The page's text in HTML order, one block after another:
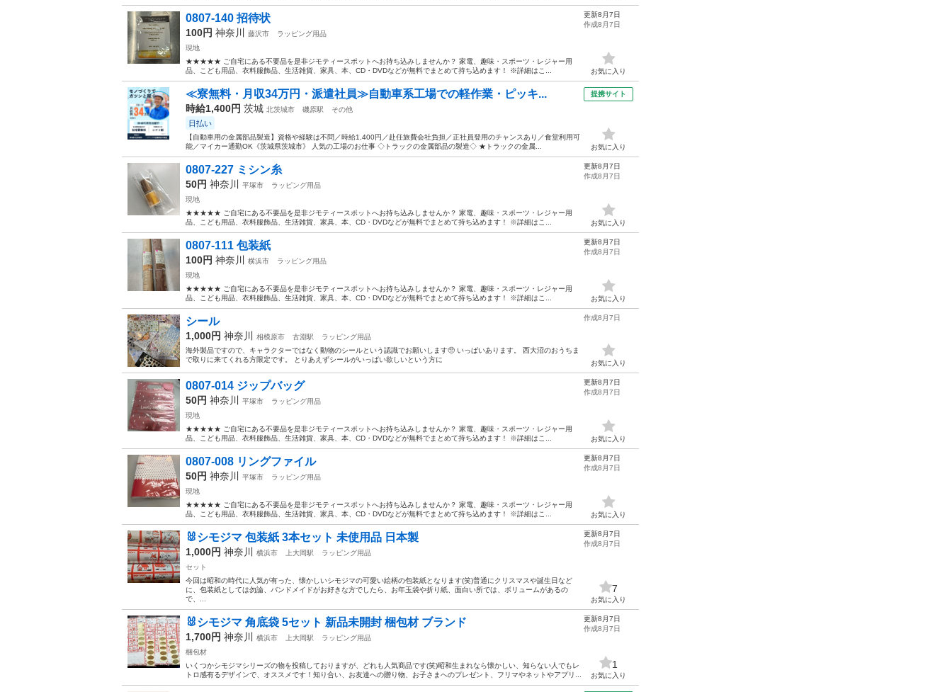
0807-140 招待状
100円 神奈川 藤沢市
ラッピング用品
現地
★★★★★ ご自宅にある不要品を是非ジモティースポットへお持ち込みしませんか？ 家電、趣味・スポーツ・レジャー用
品、こども用品、衣料服飾品、生活雑貨、家具、本、CD・DVDなどが無料でまとめて持ち込めます！ ※詳細はこ...
更新8月7日
作成8月7日
お気に入り
≪寮無料・月収34万円・派遣社員≫自動車系工場での軽作業・ピッキ...
時給1,400円 茨城 北茨城市 磯原駅 その他
日払い
【自動車用の金属部品製造】資格や経験は不問／時給1,400円／赴任旅費会社負担／正社員登用のチャンスあり／食堂利用可
能／マイカー通勤OK《茨城県茨城市》 人気の工場のお仕事 ◇トラックの金属部品の製造◇ ★トラックの金属...
提携サイト
お気に入り
0807-227 ミシン糸
50円 神奈川 平塚市
ラッピング用品
現地
★★★★★ ご自宅にある不要品を是非ジモティースポットへお持ち込みしませんか？ 家電、趣味・スポーツ・レジャー用
品、こども用品、衣料服飾品、生活雑貨、家具、本、CD・DVDなどが無料でまとめて持ち込めます！ ※詳細はこ...
更新8月7日
作成8月7日
お気に入り
0807-111 包装紙
100円 神奈川 横浜市
ラッピング用品
現地
★★★★★ ご自宅にある不要品を是非ジモティースポットへお持ち込みしませんか？ 家電、趣味・スポーツ・レジャー用
品、こども用品、衣料服飾品、生活雑貨、家具、本、CD・DVDなどが無料でまとめて持ち込めます！ ※詳細はこ...
更新8月7日
作成8月7日
お気に入り
シール
1,000円 神奈川 相模原市 古淵駅
ラッピング用品
海外製品ですので、キャラクターではなく動物のシールという認識でお願いします🥺 いっぱいあります。 西大沼のおうちま
で取りに来てくれる方限定です。 とりあえずシールがいっぱい欲しいという方に
作成8月7日
お気に入り
0807-014 ジップバッグ
50円 神奈川 平塚市
ラッピング用品
現地
★★★★★ ご自宅にある不要品を是非ジモティースポットへお持ち込みしませんか？ 家電、趣味・スポーツ・レジャー用
品、こども用品、衣料服飾品、生活雑貨、家具、本、CD・DVDなどが無料でまとめて持ち込めます！ ※詳細はこ...
更新8月7日
作成8月7日
お気に入り
0807-008 リングファイル
50円 神奈川 平塚市
ラッピング用品
現地
★★★★★ ご自宅にある不要品を是非ジモティースポットへお持ち込みしませんか？ 家電、趣味・スポーツ・レジャー用
品、こども用品、衣料服飾品、生活雑貨、家具、本、CD・DVDなどが無料でまとめて持ち込めます！ ※詳細はこ...
更新8月7日
作成8月7日
お気に入り
🐰シモジマ 包装紙 3本セット 未使用品 日本製
1,000円 神奈川 横浜市 上大岡駅
ラッピング用品
セット
今回は昭和の時代に人気が有った、懐かしいシモジマの可愛い絵柄の包装紙となります(笑)普通にクリスマスや誕生日など
に、包装紙としては勿論、バンドメイドがお好きな方でしたら、お年玉袋や折り紙、面白い所では、ボリュームがあるの
で、...
更新8月7日
作成8月7日
7
お気に入り
🐰シモジマ 角底袋 5セット 新品未開封 梱包材 ブランド
1,700円 神奈川 横浜市 上大岡駅
ラッピング用品
梱包材
いくつかシモジマシリーズの物を投稿しておりますが、どれも人気商品です(笑)昭和生まれなら懐かしい、知らない人でもレ
トロ感有るデザインで、オススメです！知り合い、お友達への贈り物、お子さまへのプレゼント、フリマやネットやアプリ...
更新8月7日
作成8月7日
1
お気に入り